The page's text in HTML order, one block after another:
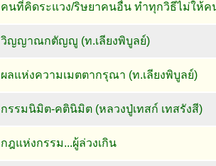
คนที่คิดระแวง/ริษยาคนอื่น ทำทุกวิธีไม่ให้ค
วิญญาณกตัญญู (ท.เลียงพิบูลย์)
ผลแห่งความเมตตากรุณา (ท.เลียงพิบูลย์)
กรรมนิมิต-คตินิมิต (หลวงปู่เทสก์ เทสรังสี)
กฎแห่งกรรม...ผู้ล่วงเกิน